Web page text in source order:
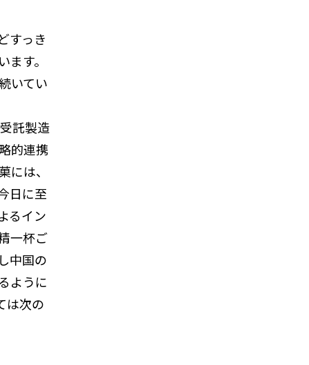
すっき
す。
いてい
託製造
的連携
は、
日に至
るイン
一杯ご
中国の
ように
は次の